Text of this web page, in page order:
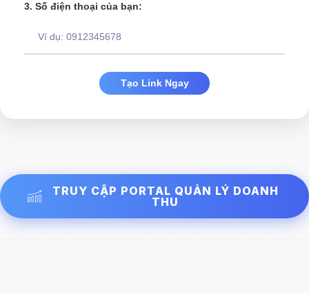
3. Số điện thoại của bạn:
Tạo Link Ngay
TRUY CẬP PORTAL QUẢN LÝ DOANH
THU